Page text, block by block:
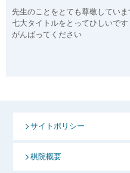
先生のことをとても尊敬していま
七大タイトルをとってひしいです
がんばってください
サイトポリシー
棋院概要